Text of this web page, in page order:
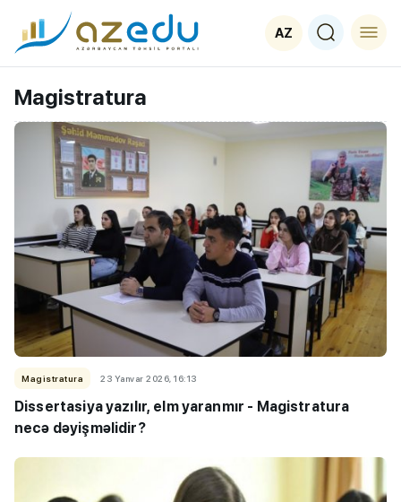
AZ
Magistratura
Magistratura 23 Yanvar 2026, 16:13
Dissertasiya yazılır, elm yaranmır - Magistratura
necə dəyişməlidir?